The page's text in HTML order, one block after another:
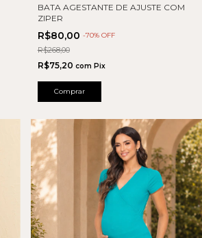
BATA AGESTANTE DE AJUSTE COM
ZIPER
R$80,00 -70% OFF
R$268,00
R$75,20 com Pix
Comprar